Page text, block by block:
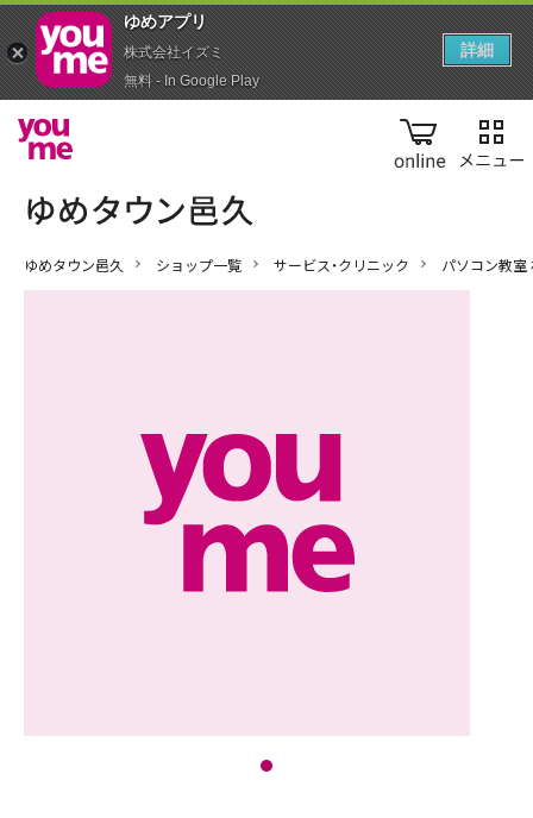
online
ゆめタウン邑久 ショップ一覧 サービス・クリニック パソコン教室
ゆめアプ‪リ‬
株式会社イズミ
無料 - In Google Play
詳細